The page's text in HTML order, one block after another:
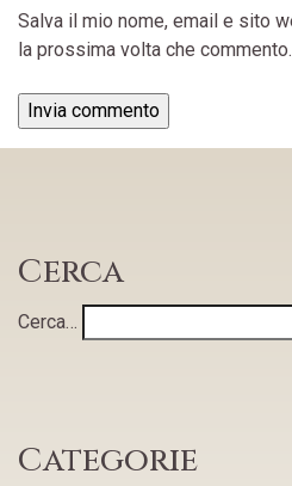
Salva il mio nome, email e sito
la prossima volta che commento.
Cerca
Cerca…
Categorie